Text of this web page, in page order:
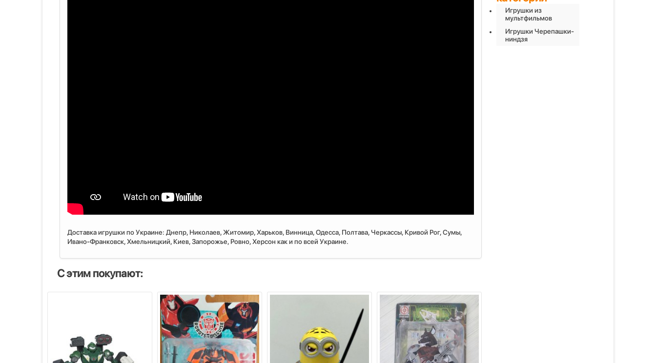
Доставка игрушки по Украине: Днепр, Николаев, Житомир, Харьков, Винница, Одесса, Полтава, Черкассы, Кривой Рог, Сумы,
Ивано-Франковск, Хмельницкий, Киев, Запорожье, Ровно, Херсон как и по всей Украине.
С этим покупают:
Игрушки из
мультфильмов
Игрушки Черепашки-
ниндзя